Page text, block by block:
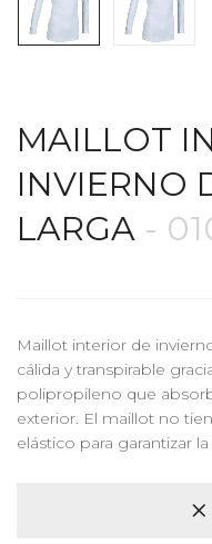
MAILLOT
INVIERNO
LARGA -
Maillot interior de
cálida y transpirable
polipropileno que
exterior. El maillot no
elástico para garantizar